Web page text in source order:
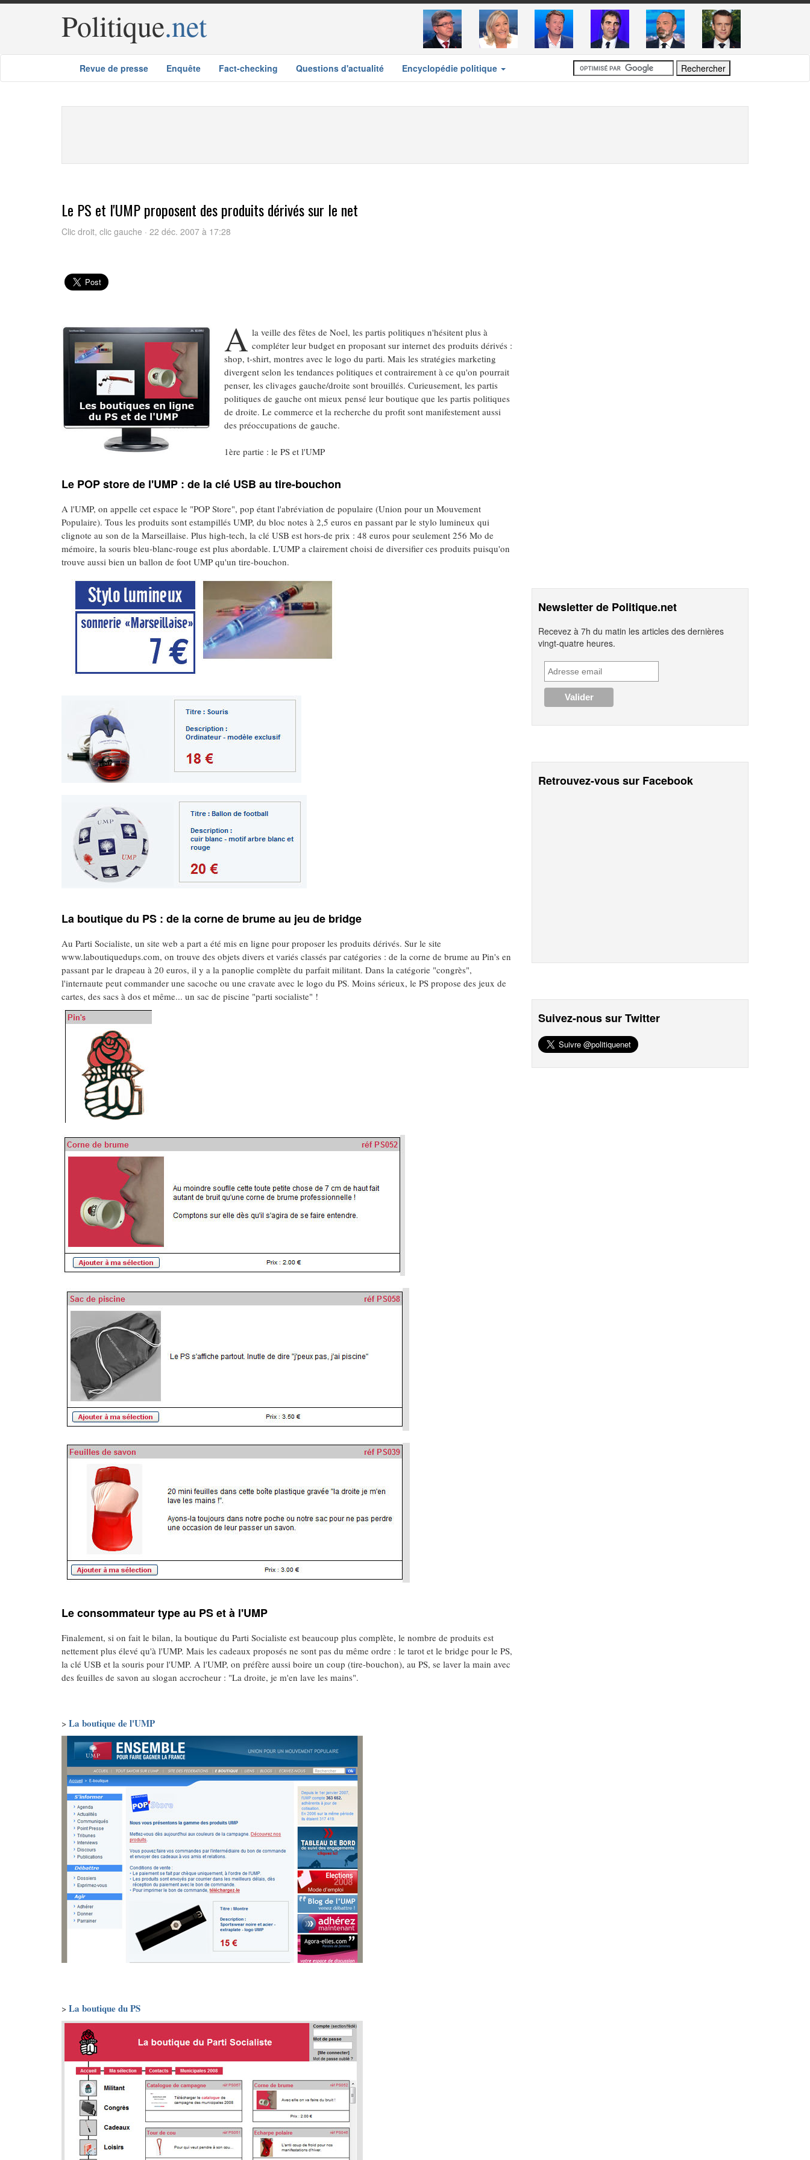
Politique.net
Revue de presse Enquête Fact-checking Questions d'actualité Encyclopédie politique
Le PS et l'UMP proposent des produits dérivés sur le net
Clic droit, clic gauche · 22 déc. 2007 à 17:28
A la veille des fêtes de Noel, les partis politiques n'hésitent plus à
compléter leur budget en proposant sur internet des produits dérivés :
shop, t-shirt, montres avec le logo du parti. Mais les stratégies marketing
divergent selon les tendances politiques et contrairement à ce qu'on pourrait
penser, les clivages gauche/droite sont brouillés. Curieusement, les partis
politiques de gauche ont mieux pensé leur boutique que les partis politiques
de droite. Le commerce et la recherche du profit sont manifestement aussi
des préoccupations de gauche.
1ère partie : le PS et l'UMP
Le POP store de l'UMP : de la clé USB au tire-bouchon
A l'UMP, on appelle cet espace le "POP Store", pop étant l'abréviation de populaire (Union pour un Mouvement
Populaire). Tous les produits sont estampillés UMP, du bloc notes à 2,5 euros en passant par le stylo lumineux qui
clignote au son de la Marseillaise. Plus high-tech, la clé USB est hors-de prix : 48 euros pour seulement 256 Mo de
mémoire, la souris bleu-blanc-rouge est plus abordable. L'UMP a clairement choisi de diversifier ces produits puisqu'on
trouve aussi bien un ballon de foot UMP qu'un tire-bouchon.
La boutique du PS : de la corne de brume au jeu de bridge
Au Parti Socialiste, un site web a part a été mis en ligne pour proposer les produits dérivés. Sur le site
www.laboutiquedups.com, on trouve des objets divers et variés classés par catégories : de la corne de brume au Pin's en
passant par le drapeau à 20 euros, il y a la panoplie complète du parfait militant. Dans la catégorie "congrès",
l'internaute peut commander une sacoche ou une cravate avec le logo du PS. Moins sérieux, le PS propose des jeux de
cartes, des sacs à dos et même... un sac de piscine "parti socialiste" !
Le consommateur type au PS et à l'UMP
Finalement, si on fait le bilan, la boutique du Parti Socialiste est beaucoup plus complète, le nombre de produits est
nettement plus élevé qu'à l'UMP. Mais les cadeaux proposés ne sont pas du même ordre : le tarot et le bridge pour le PS,
la clé USB et la souris pour l'UMP. A l'UMP, on préfère aussi boire un coup (tire-bouchon), au PS, se laver la main avec
des feuilles de savon au slogan accrocheur : "La droite, je m'en lave les mains".
> La boutique de l'UMP
> La boutique du PS
Newsletter de Politique.net
Recevez à 7h du matin les articles des dernières
vingt-quatre heures.
Retrouvez-vous sur Facebook
Suivez-nous sur Twitter